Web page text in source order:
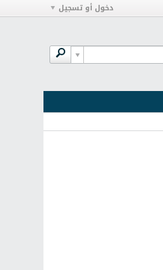
دخول أو تسجيل